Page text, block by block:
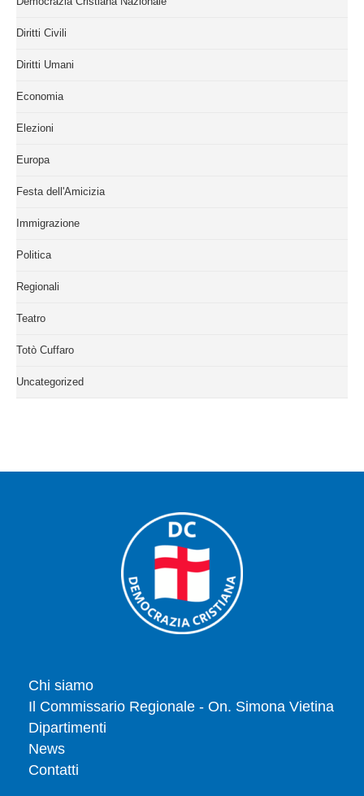
Diritti Civili
Diritti Umani
Economia
Elezioni
Europa
Festa dell'Amicizia
Immigrazione
Politica
Regionali
Teatro
Totò Cuffaro
Uncategorized
Chi siamo
Il Commissario Regionale - On. Simona Vietina
Dipartimenti
News
Contatti